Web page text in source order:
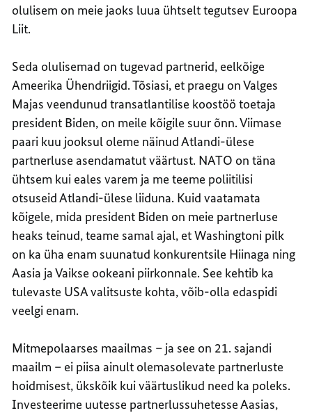
olulisem on meie jaoks luua ühtselt tegutsev Euroopa
Liit.
Seda olulisemad on tugevad partnerid, eelkõige
Ameerika Ühendriigid. Tõsiasi, et praegu on Valges
Majas veendunud transatlantilise koostöö toetaja
president Biden, on meile kõigile suur õnn. Viimase
paari kuu jooksul oleme näinud Atlandi-ülese
partnerluse asendamatut väärtust. NATO on täna
ühtsem kui eales varem ja me teeme poliitilisi
otsuseid Atlandi-ülese liiduna. Kuid vaatamata
kõigele, mida president Biden on meie partnerluse
heaks teinud, teame samal ajal, et Washingtoni pilk
on ka üha enam suunatud konkurentsile Hiinaga ning
Aasia ja Vaikse ookeani piirkonnale. See kehtib ka
tulevaste USA valitsuste kohta, võib-olla edaspidi
veelgi enam.
Mitmepolaarses maailmas – ja see on 21. sajandi
maailm – ei piisa ainult olemasolevate partnerluste
hoidmisest, ükskõik kui väärtuslikud need ka poleks.
Investeerime uutesse partnerlussuhetesse Aasias,